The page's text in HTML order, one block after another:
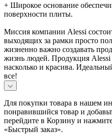
+ Широкое основание
поверхности плиты.
Миссия компании Alessi
выходящих за рамки просто
жизненно важно создавать
жизнь людей. Продукция Alessi
насколько и красива.
все!
Для покупки товара в нашем
понравившийся товар и
перейдите в Корзину и
«Быстрый заказ».